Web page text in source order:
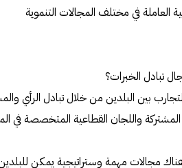
العاملة في مختلف المجالات التنموية
تبادل الخبرات؟
بين البلدين من خلال تبادل الرأي
المشتركة واللجان القطاعية المتخصصة في
هناك مجالات مهمة وستراتيجية يمكن